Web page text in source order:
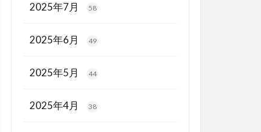
2025年7月 58
2025年6月 49
2025年5月 44
2025年4月 38